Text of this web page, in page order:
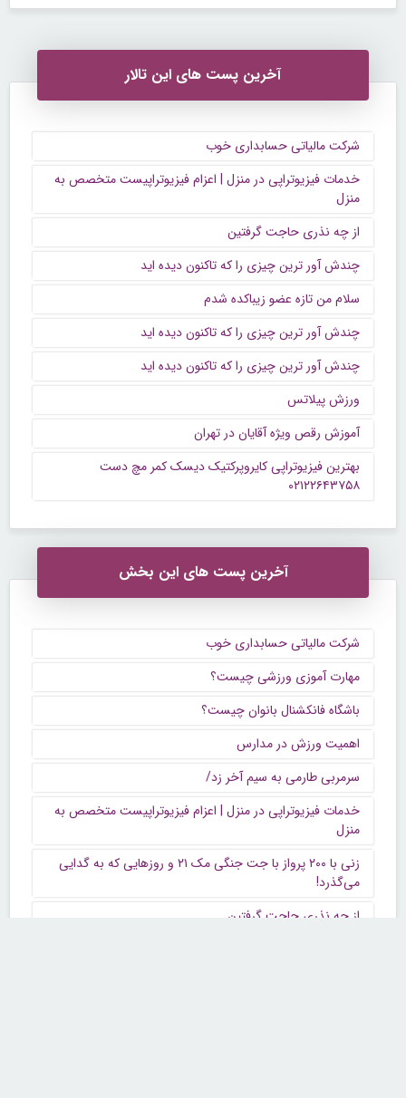
آخرین پست های این تالار
شرکت مالیاتی حسابداری خوب
خدمات فیزیوتراپی در منزل | اعزام فیزیوتراپیست متخصص به
منزل
از چه نذری حاجت گرفتین
چندش آور ترین چیزی را که تاکنون دیده اید
سلام من تازه عضو زیباکده شدم
چندش آور ترین چیزی را که تاکنون دیده اید
چندش آور ترین چیزی را که تاکنون دیده اید
ورزش پیلاتس
آموزش رقص ویژه آقایان در تهران
بهترین فیزیوتراپی کایروپرکتیک دیسک کمر مچ دست
۰۲۱۲۲۶۴۳۷۵۸
آخرین پست های این بخش
شرکت مالیاتی حسابداری خوب
مهارت آموزی ورزشی چیست؟
باشگاه فانکشنال بانوان چیست؟
اهمیت ورزش در مدارس
سرمربی طارمی به سیم آخر زد/
خدمات فیزیوتراپی در منزل | اعزام فیزیوتراپیست متخصص به
منزل
زنی با ۲۰۰ پرواز با جت جنگی مک ۲۱ و روزهایی که به گدایی
می‌گذرد!
از چه نذری حاجت گرفتین